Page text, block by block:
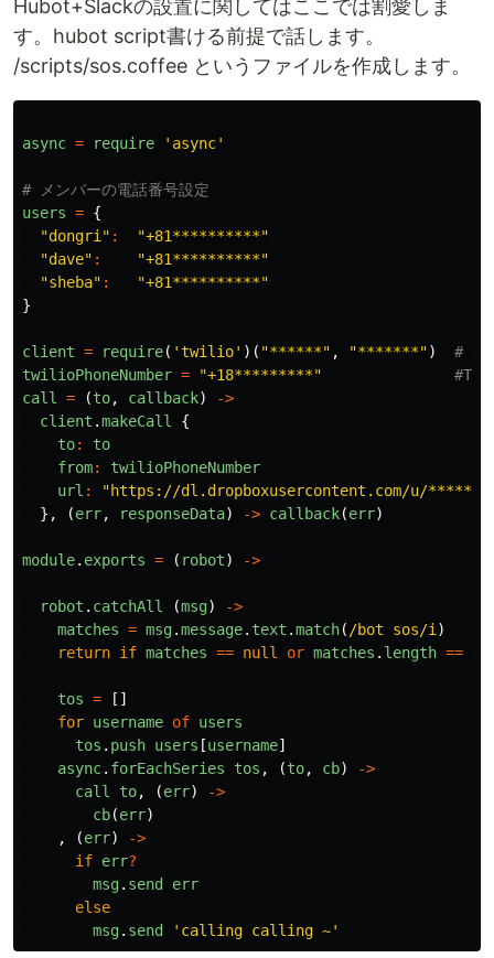
Hubot+Slackの設置に関してはここでは割愛しま
す。hubot script書ける前提で話します。
/scripts/sos.coffee というファイルを作成します。
async = require 'async'
# メンバーの電話番号設定
users = {
"dongri" :
"+81**********"
"dave" :
"+81**********"
"sheba" :
"+81**********"
}
client = require( 'twilio' )( "******" , "*******")
#
twilioPhoneNumber = "+18*********"
call
= (to, callback)
->
client .makeCall
{
to:
to
from:
twilioPhoneNumber
url :
"https://dl.dropboxusercontent.com/u/
},
(err, responseData) -> callback(err)
module. exports = ( robot) ->
robot . catchAll (msg)
->
matches = msg.message. text .match( /bot sos/i )
return if matches == null or matches . length ==
tos =
[]
for username of users
tos . push users [username]
async. forEachSeries tos , (to, cb)
->
call
to, (err)
->
cb(err)
,
(err)
->
if err?
msg. send
err
else
msg. send 'calling calling ~'